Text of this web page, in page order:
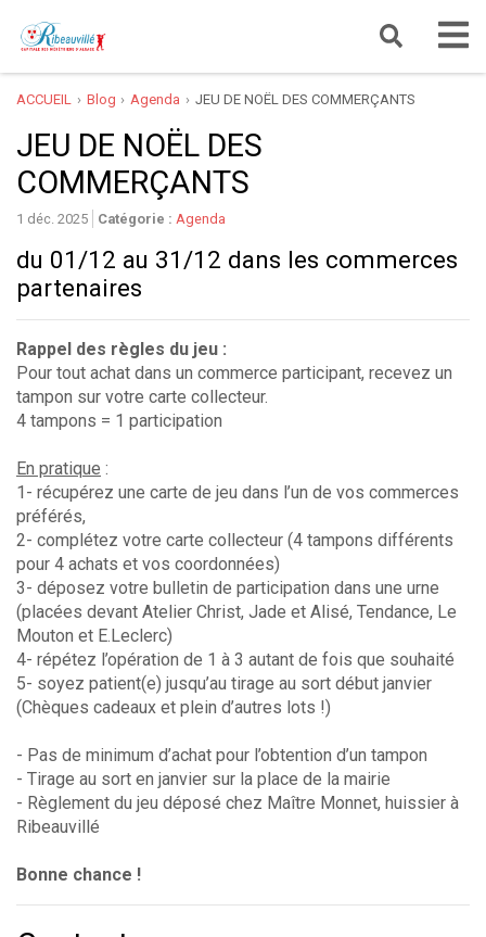
ACCUEIL Blog Agenda JEU DE NOËL DES COMMERÇANTS
JEU DE NOËL DES
COMMERÇANTS
1 déc. 2025 Catégorie : Agenda
du 01/12 au 31/12 dans les commerces
partenaires
Rappel des règles du jeu :
Pour tout achat dans un commerce participant, recevez un
tampon sur votre carte collecteur.
4 tampons = 1 participation
En pratique :
1- récupérez une carte de jeu dans l’un de vos commerces
préférés,
2- complétez votre carte collecteur (4 tampons différents
pour 4 achats et vos coordonnées)
3- déposez votre bulletin de participation dans une urne
(placées devant Atelier Christ, Jade et Alisé, Tendance, Le
Mouton et E.Leclerc)
4- répétez l’opération de 1 à 3 autant de fois que souhaité
5- soyez patient(e) jusqu’au tirage au sort début janvier
(Chèques cadeaux et plein d’autres lots !)
- Pas de minimum d’achat pour l’obtention d’un tampon
- Tirage au sort en janvier sur la place de la mairie
- Règlement du jeu déposé chez Maître Monnet, huissier à
Ribeauvillé
Bonne chance !